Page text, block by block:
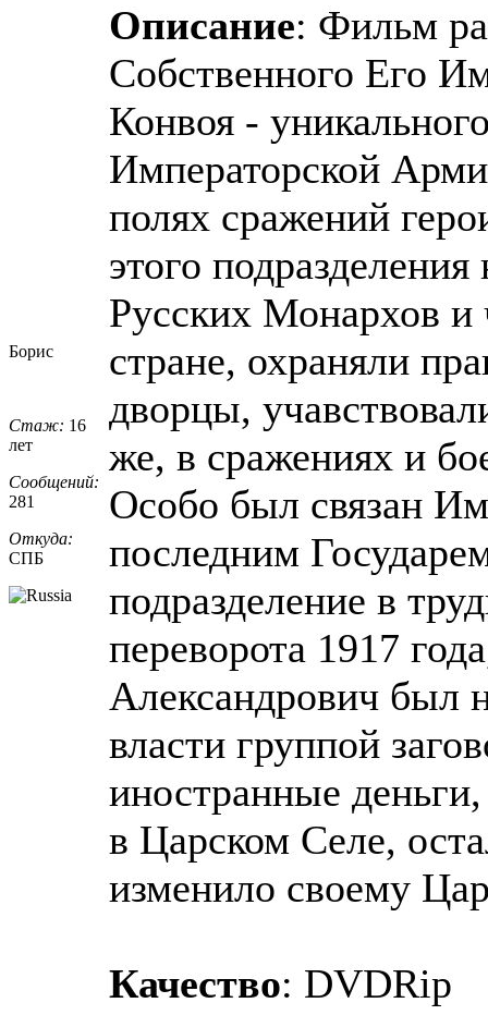
Борис
Стаж: 16
лет
Сообщений:
281
Откуда:
СПБ
Описание: Фильм
Собственного Его
Конвоя -
Императорской
полях сражений
этого
Русских Монархов и
стране, охраняли
дворцы,
же, в сражениях и
Особо был связан
последним
подразделение в
переворота 1917
Александрович был
власти группой
иностранные
в Царском Селе,
изменило своему
Качество: DVDRip